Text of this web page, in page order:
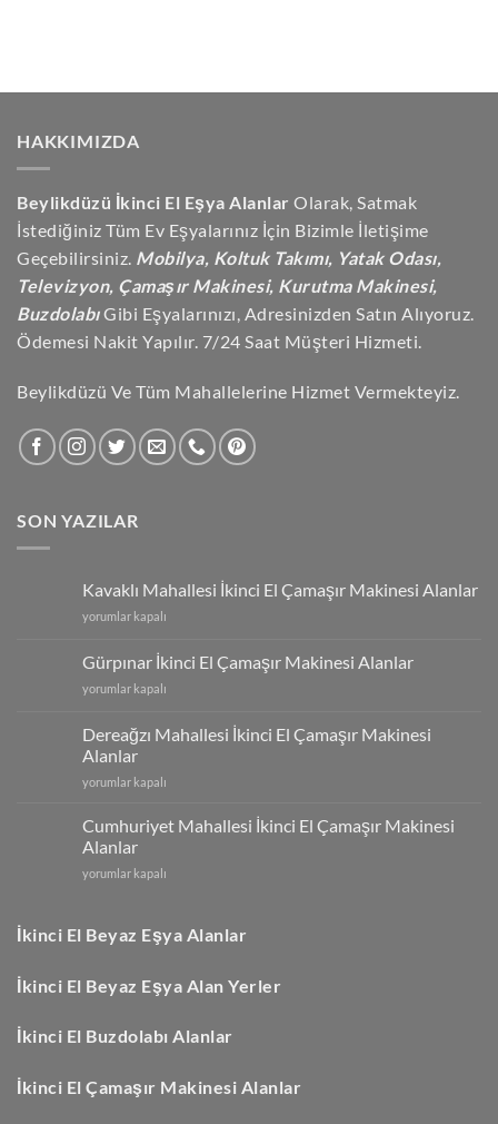
HAKKIMIZDA
Beylikdüzü İkinci El Eşya Alanlar Olarak, Satmak
İstediğiniz Tüm Ev Eşyalarınız İçin Bizimle İletişime
Geçebilirsiniz. Mobilya, Koltuk Takımı, Yatak Odası,
Televizyon, Çamaşır Makinesi, Kurutma Makinesi,
BuzdolabıGibi Eşyalarınızı, Adresinizden Satın Alıyoruz.
Ödemesi Nakit Yapılır. 7/24 Saat Müşteri Hizmeti.
Beylikdüzü Ve Tüm Mahallelerine Hizmet Vermekteyiz.
SON YAZILAR
Kavaklı Mahallesi İkinci El Çamaşır Makinesi Alanlar
Kavaklı
El
Çamaşır
Alanlar
için
yorumlar kapalı
Gürpınar İkinci El Çamaşır Makinesi Alanlar
Gürpınar
Çamaşır
Makinesi
Alanlar
yorumlar kapalı
Dereağzı Mahallesi İkinci El Çamaşır Makinesi
Alanlar
Dereağzı
İkinci
El
Çamaşır
Makinesi
yorumlar kapalı
Cumhuriyet Mahallesi İkinci El Çamaşır Makinesi
Alanlar
Cumhuriyet
El
Çamaşır
Alanlar
yorumlar kapalı
İkinci El Beyaz Eşya Alanlar
İkinci El Beyaz Eşya Alan Yerler
İkinci El Buzdolabı Alanlar
İkinci El Çamaşır Makinesi Alanlar